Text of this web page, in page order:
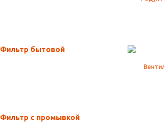
Фильтр бытовой
Фильтр с промывкой